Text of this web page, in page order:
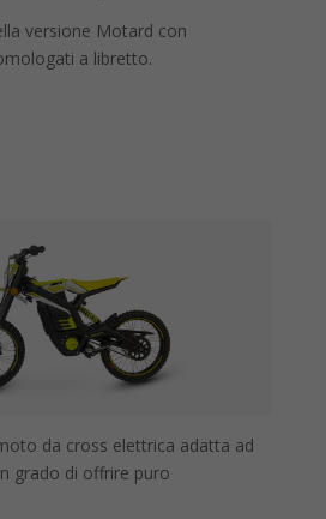
versione Motard con
a libretto.
da cross elettrica adatta ad
grado di offrire puro